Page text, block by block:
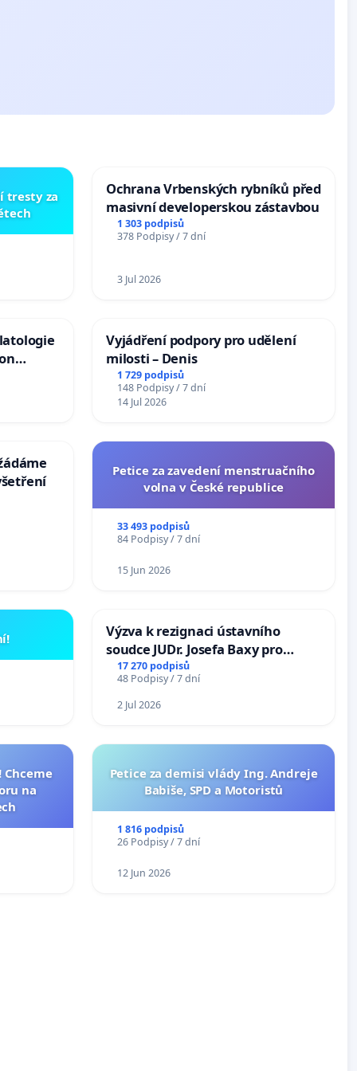
tresty za
Ochrana Vrbenských rybníků před
masivní developerskou zástavbou
1 303 podpisů
378 Podpisy / 7 dní
3 Jul 2026
Vyjádření podpory pro udělení
milosti – Denis
1 729 podpisů
148 Podpisy / 7 dní
14 Jul 2026
Petice za zavedení menstruačního
volna v České republice
33 493 podpisů
84 Podpisy / 7 dní
15 Jun 2026
Výzva k rezignaci ústavního
soudce JUDr. Josefa Baxy pro
ohrožení důvěry ve spravedlivý
proces
17 270 podpisů
48 Podpisy / 7 dní
2 Jul 2026
Chceme
na
Petice za demisi vlády Ing. Andreje
Babiše, SPD a Motoristů
1 816 podpisů
26 Podpisy / 7 dní
12 Jun 2026